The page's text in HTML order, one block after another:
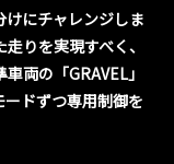
けにチャレンジしま
りを実現すべく、
両の「GRAVEL」
ードずつ専用制御を